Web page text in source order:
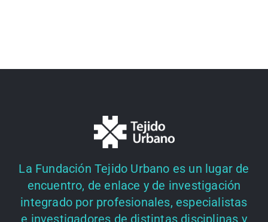
La Fundación Tejido Urbano es un lugar de
encuentro, de enlace y de investigación
integrado por profesionales, especialistas